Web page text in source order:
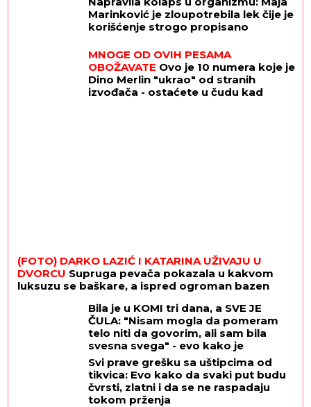
Marinković je zloupotrebila lek čije je
korišćenje strogo propisano
MNOGE OD OVIH PESAMA
OBOŽAVATE Ovo je 10 numera koje je
Dino Merlin "ukrao" od stranih
izvođača - ostaćete u čudu kad
(FOTO) DARKO LAZIĆ I KATARINA UŽIVAJU U
DVORCU Supruga pevača pokazala u kakvom
luksuzu se baškare, a ispred ogroman bazen
Bila je u KOMI tri dana, a SVE JE
ČULA: "Nisam mogla da pomeram
telo niti da govorim, ali sam bila
svesna svega" - evo kako je
dokazala svetu da je TERAPIJA NIJE
USPAVALA
Svi prave grešku sa uštipcima od
tikvica: Evo kako da svaki put budu
čvrsti, zlatni i da se ne raspadaju
tokom prženja